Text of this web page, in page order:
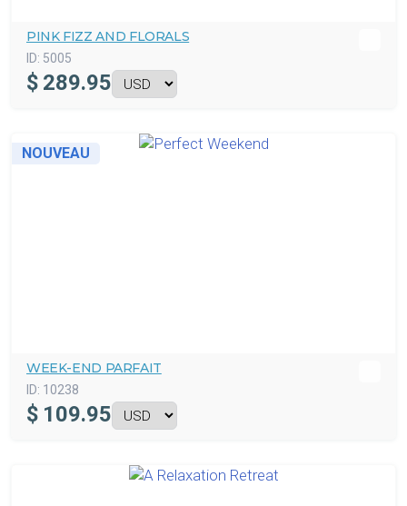
PINK FIZZ AND FLORALS
ID: 5005
$ 289.95
NOUVEAU
WEEK-END PARFAIT
ID: 10238
$ 109.95